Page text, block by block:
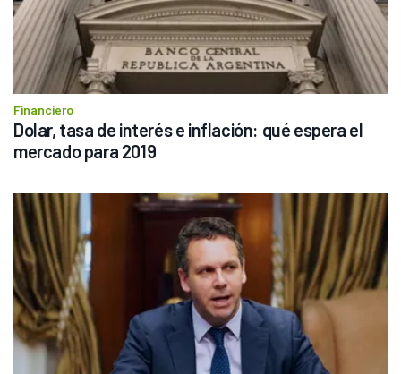
Financiero
Dolar, tasa de interés e inflación: qué espera el
mercado para 2019